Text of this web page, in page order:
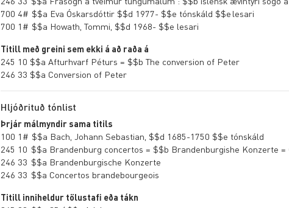
700 4# $$a Eva Óskarsdóttir $$d 1977- $$e tónskáld $$e lesari
700 1# $$a Howath, Tommi, $$d 1968- $$e lesari
Titill með greini sem ekki á að raða á
245 10 $$a Afturhvarf Péturs = $$b The conversion of Peter
246 33 $$a Conversion of Peter
Hljóðrituð tónlist
Þrjár málmyndir sama titils
100 1# $$a Bach, Johann Sebastian, $$d 1685-1750 $$e tónskáld
245 10 $$a Brandenburg concertos = $$b Brandenburgishe Konzerte
246 33 $$a Brandenburgische Konzerte
246 33 $$a Concertos brandebourgeois
Titill inniheldur tölustafi eða tákn